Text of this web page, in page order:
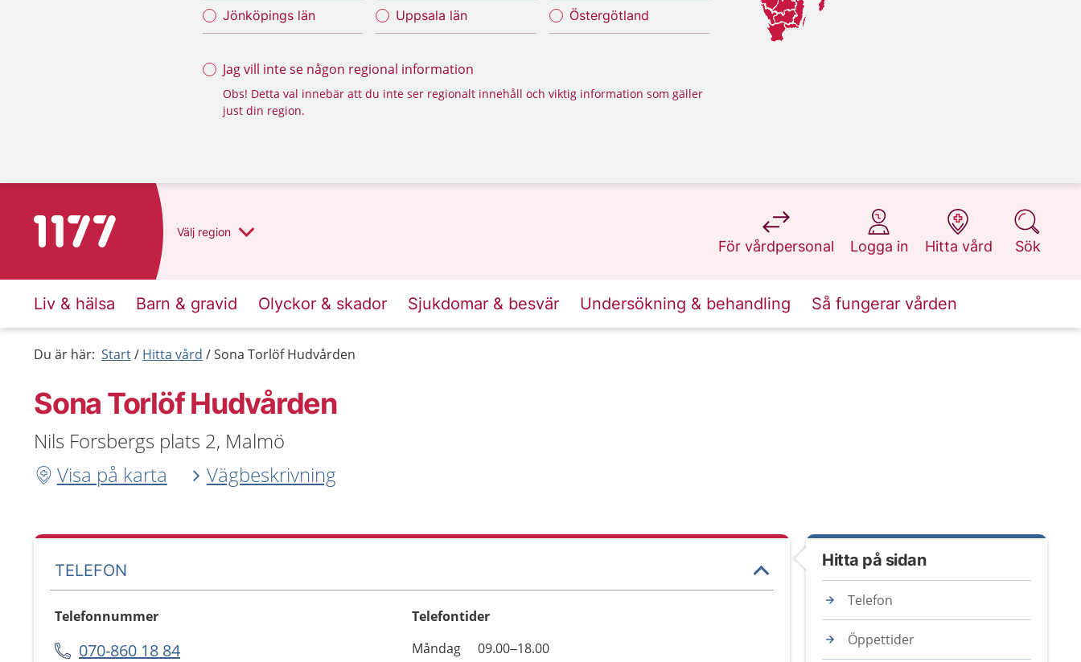
Jönköpings län Uppsala län Östergötland
Jag vill inte se någon regional information
Obs! Detta val innebär att du inte ser regionalt innehåll och viktig information som gäller
just din region.
Till startsidan för 1177 Välj region
För vårdpersonal
på 1177.se
Logga in
på 1177.se
Hitta vård
på 1177.se
Sök
på 1177.se
Liv & hälsa Barn & gravid Olyckor & skador Sjukdomar & besvär Undersökning & behandling Så fungerar vården
Du är här: Start Hitta vård Sona Torlöf Hudvården
Sona Torlöf Hudvården
Nils Forsbergs plats 2, Malmö
Visa på karta
Vägbeskrivning
TELEFON
Telefonnummer
070-860 18 84
Telefontider
Dag
Öppettider
Kommentarer
Måndag
09.00–18.00
Hitta på sidan
Telefon
Öppettider